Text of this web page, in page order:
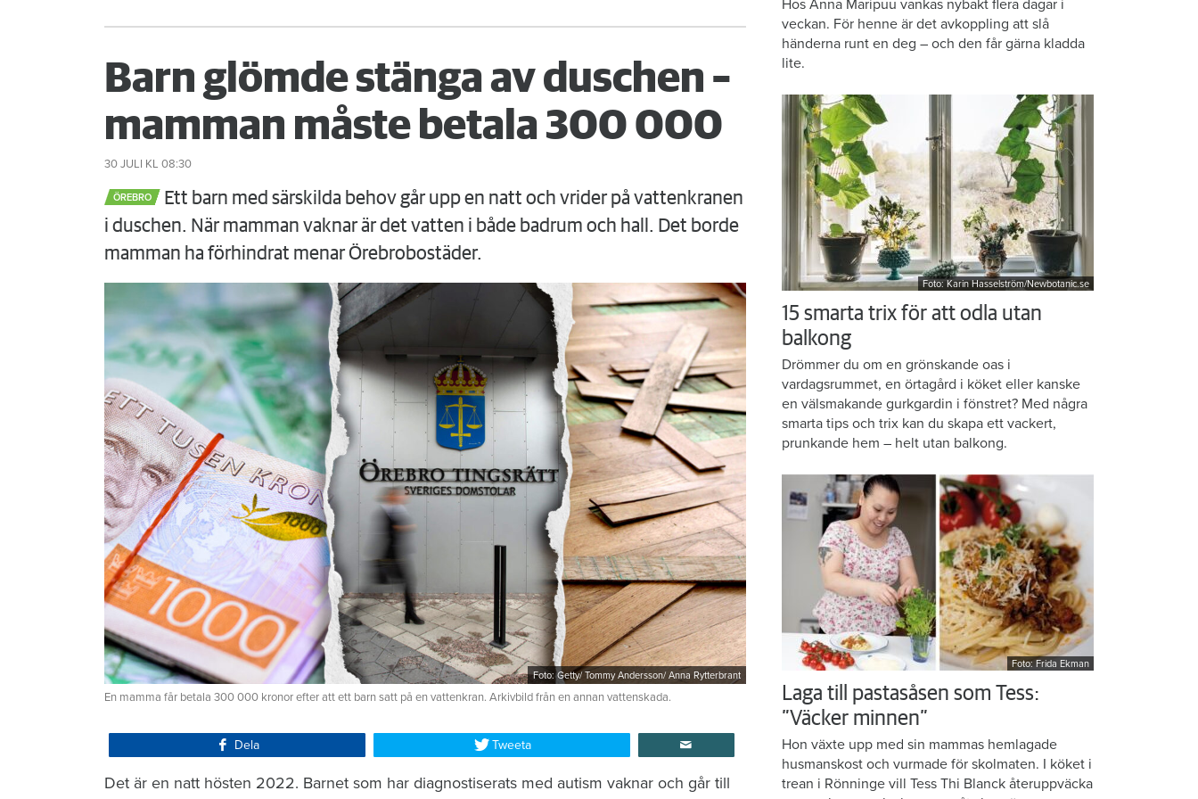
Barn glömde stänga av duschen –
mamman måste betala 300 000
30 JULI KL 08:30
ÖREBRO
Ett barn med särskilda behov går upp en natt och vrider på vattenkranen
i duschen. När mamman vaknar är det vatten i både badrum och hall. Det borde
mamman ha förhindrat menar Örebrobostäder.
Foto: Getty/ Tommy Andersson/ Anna Rytterbrant
En mamma får betala 300 000 kronor efter att ett barn satt på en vattenkran. Arkivbild från en annan vattenskada.
Dela Tweeta
Det är en natt hösten 2022. Barnet som har diagnostiserats med autism vaknar och går till
Hos Anna Maripuu vankas nybakt flera dagar i
veckan. För henne är det avkoppling att slå
händerna runt en deg – och den får gärna kladda
lite.
Foto: Karin Hasselström/Newbotanic.se
15 smarta trix för att odla utan
balkong
Drömmer du om en grönskande oas i
vardagsrummet, en örtagård i köket eller kanske
en välsmakande gurkgardin i fönstret? Med några
smarta tips och trix kan du skapa ett vackert,
prunkande hem – helt utan balkong.
Foto: Frida Ekman
Laga till pastasåsen som Tess:
”Väcker minnen”
Hon växte upp med sin mammas hemlagade
husmanskost och vurmade för skolmaten. I köket i
trean i Rönninge vill Tess Thi Blanck återuppväcka